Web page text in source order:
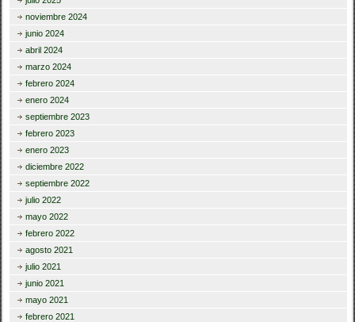
noviembre 2024
junio 2024
abril 2024
marzo 2024
febrero 2024
enero 2024
septiembre 2023
febrero 2023
enero 2023
diciembre 2022
septiembre 2022
julio 2022
mayo 2022
febrero 2022
agosto 2021
julio 2021
junio 2021
mayo 2021
febrero 2021